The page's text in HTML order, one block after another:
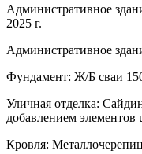
Административное
2025 г.
Административное
Фундамент: Ж/Б сваи
Уличная отделка:
добавлением
Кровля: